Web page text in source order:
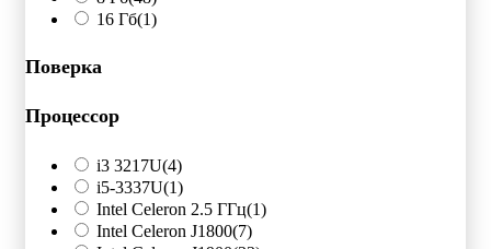
16 Гб(1)
Поверка
Процессор
i3 3217U(4)
i5-3337U(1)
Intel Celeron 2.5 ГГц(1)
Intel Celeron J1800(7)